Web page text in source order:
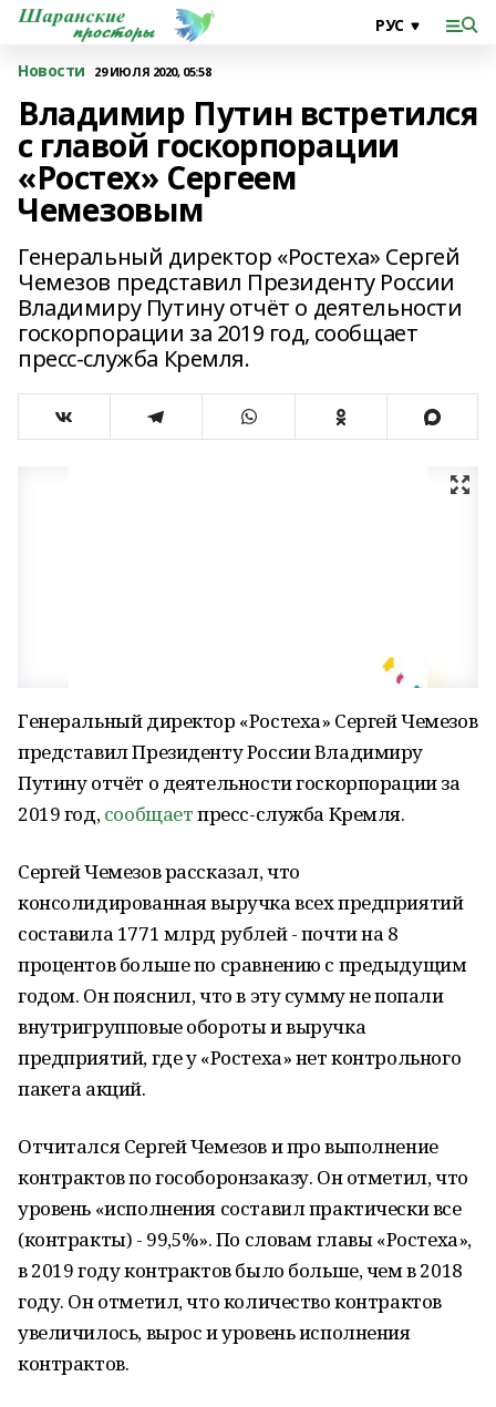
Новости 29 ИЮЛЯ 2020, 05:58
Владимир Путин встретился
с главой госкорпорации
«Ростех» Сергеем
Чемезовым
Генеральный директор «Ростеха» Сергей
Чемезов представил Президенту России
Владимиру Путину отчёт о деятельности
госкорпорации за 2019 год, сообщает
пресс-служба Кремля.
Генеральный директор «Ростеха» Сергей Чемезов
представил Президенту России Владимиру
Путину отчёт о деятельности госкорпорации за
2019 год,сообщаетпресс-служба Кремля.
Сергей Чемезов рассказал, что
консолидированная выручка всех предприятий
составила 1771 млрд рублей - почти на 8
процентов больше по сравнению с предыдущим
годом. Он пояснил, что в эту сумму не попали
внутригрупповые обороты и выручка
предприятий, где у «Ростеха» нет контрольного
пакета акций.
Отчитался Сергей Чемезов и про выполнение
контрактов по гособоронзаказу. Он отметил, что
уровень «исполнения составил практически все
(контракты) - 99,5%». По словам главы «Ростеха»,
в 2019 году контрактов было больше, чем в 2018
году. Он отметил, что количество контрактов
увеличилось, вырос и уровень исполнения
контрактов.